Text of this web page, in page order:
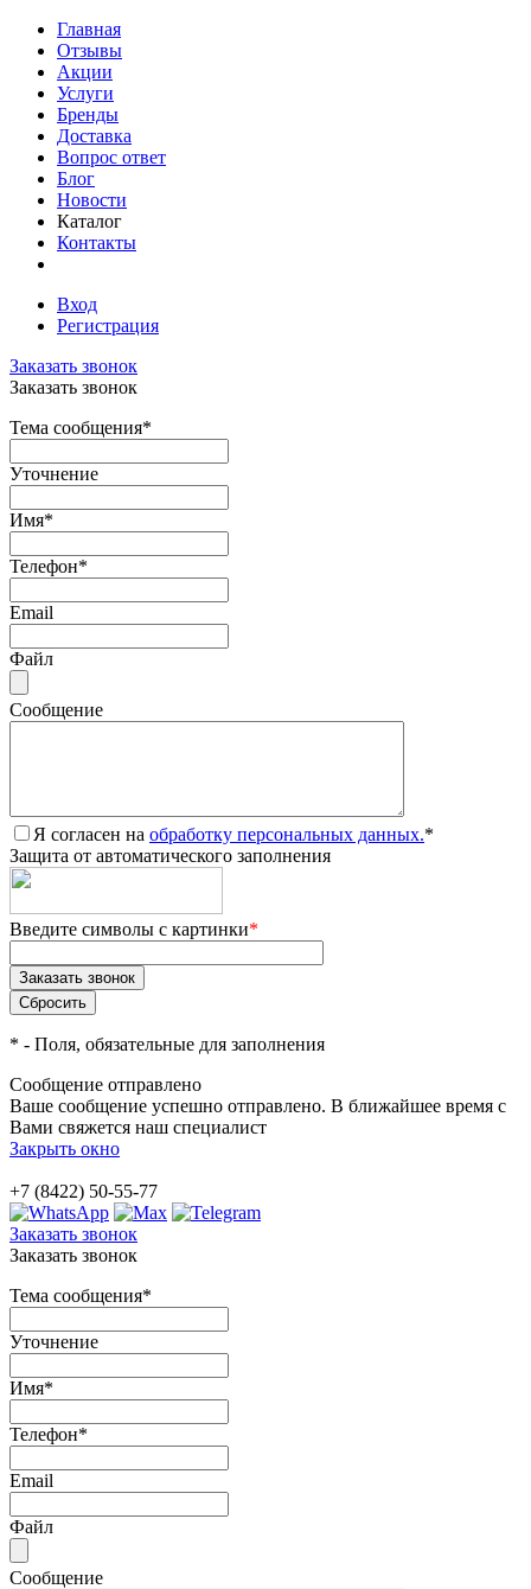
Главная
Отзывы
Акции
Услуги
Бренды
Доставка
Вопрос ответ
Блог
Новости
Каталог
Контакты
Вход
Регистрация
Заказать звонок
Заказать звонок
Тема сообщения*
Уточнение
Имя*
Телефон*
Email
Файл
Сообщение
Я согласен на обработку персональных данных.*
Защита от автоматического заполнения
Введите символы с картинки*
* - Поля, обязательные для заполнения
Сообщение отправлено
Ваше сообщение успешно отправлено. В ближайшее время с
Вами свяжется наш специалист
Закрыть окно
+7 (8422) 50-55-77
Заказать звонок
Заказать звонок
Тема сообщения*
Уточнение
Имя*
Телефон*
Email
Файл
Сообщение